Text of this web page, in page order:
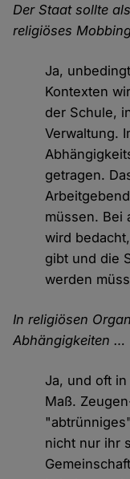
Der Staat sollte
religiöses
Ja,
Kontexten
der Schule,
Verwaltung.
getragen.
müssen. Bei
wird
gibt und die
werden
In religiösen
Abhängigkeiten …
Ja, und oft
Maß.
nicht nur ihr